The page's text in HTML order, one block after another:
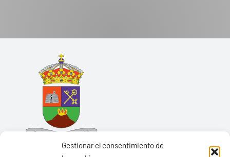
Gestionar el consentimiento de